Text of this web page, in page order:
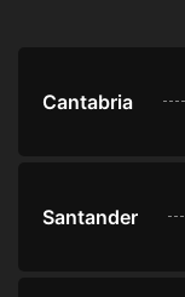
Cantabria
Santander